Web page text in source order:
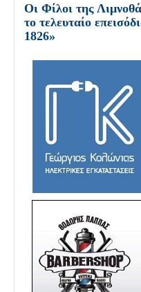
Οι Φίλοι της
το τελευταίο
1826»